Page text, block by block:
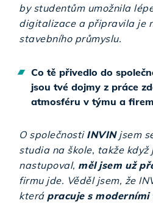
by studentům umožnila
digitalizace a připravila je
stavebního průmyslu.
Co tě přivedlo do
jsou tvé dojmy z práce
atmosféru v týmu a
O společnosti INVINjsem
studia na škole, takže když
nastupoval, měl jsem už
firmu jde. Věděl jsem, že
která pracuje s